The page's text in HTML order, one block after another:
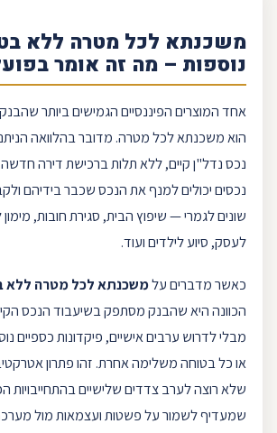
משכנתא לכל מטרה ללא
נוספות – מה זה אומר
אחד המוצרים הפיננסיים הגמישים ביותר
הואמשכנתא לכל מטרה. מדובר בהלוואה
נכס נדל"ן קיים, ללא תלות ברכישת דירה
נכסים יכולים למנף את הנכס שכבר בידיהם
שונים לגמרי — שיפוץ הבית, סגירת חובות, מימון
לעסק, סיוע לילדים ועוד.
כאשר מדברים עלמשכנתאלכל מטרה ללא
הכוונה היא שהבנק מסתפק בשיעבוד הנכס
מבלי לדרוש ערבים אישיים, פיקדונות כספיים
או כל בטוחה משלימה אחרת. זהו פתרון
שלא רוצה לערב צדדים שלישיים בהתחייבויות
שמעדיף לשמור על פשטות ועצמאות מול